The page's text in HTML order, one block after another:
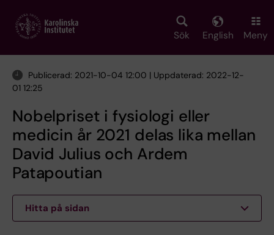
main
Sök English Meny
Publicerad: 2021-10-04 12:00 | Uppdaterad: 2022-12-
01 12:25
Nobelpriset i fysiologi eller
medicin år 2021 delas lika mellan
David Julius och Ardem
Patapoutian
Hitta på sidan